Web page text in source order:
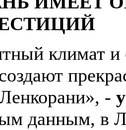
климат
-
данным, в